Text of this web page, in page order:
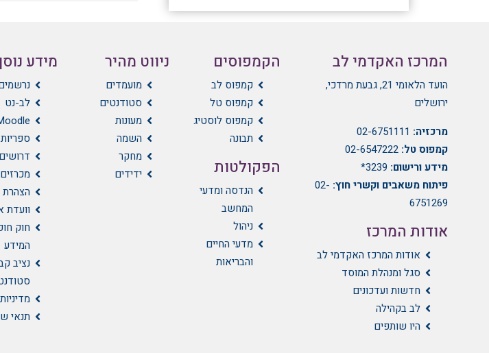
המרכז האקדמי לב
הועד הלאומי 21, גבעת מרדכי,
ירושלים
מרכזיה: 02-6751111
קמפוס טל: 02-6547222
מידע ורישום: 3239*
פיתוח משאבים וקשרי חוץ: 02-
6751269
אודות המרכז
אודות המרכז האקדמי לב
סגל ומנהלת המוסד
חדשות ועדכונים
לב בקהילה
היו שותפים
הקמפוסים
קמפוס לב
קמפוס טל
קמפוס לוסטיג
תבונה
הפקולטות
הנדסה ומדעי
המחשב
ניהול
מדעי החיים
והבריאות
ניווט מהיר
מועמדים
סטודנטים
מעונות
השמה
מחקר
ידידים
מידע
לב-נט
ספריות
דרושים
מכרזים
הצהרת
וועדת
חוק
המידע
נציב
תנאי